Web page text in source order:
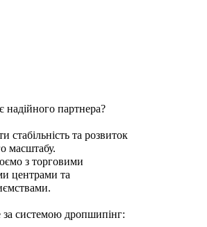
партнера?
стабільність та розвиток
масштабу.
з торговими
центрами та
системою дропшипінг: